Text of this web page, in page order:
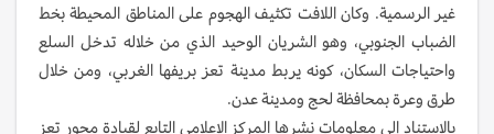
غير الرسمية. وكان اللافت تكثيف الهجوم على المناطق المحيطة بخط
الضباب الجنوبي، وهو الشريان الوحيد الذي من خلاله تدخل السلع
واحتياجات السكان، كونه يربط مدينة تعز بريفها الغربي، ومن خلال
طرق وعرة بمحافظة لحج ومدينة عدن.
بالاستناد إلى معلومات نشرها المركز الإعلامي التابع لقيادة محور تعز